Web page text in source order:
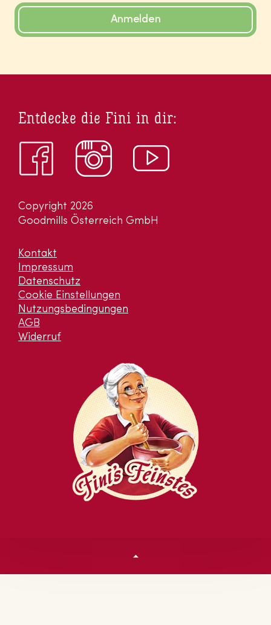
Anmelden
Copyright 2026
Goodmills Österreich GmbH
Kontakt
Impressum
Datenschutz
Cookie Einstellungen
Nutzungsbedingungen
AGB
Widerruf
Entdecke die Fini in dir: